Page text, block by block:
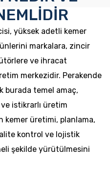
, yüksek adetli kemer
markalara, zincir
ve ihracat
merkezidir. Perakende
burada temel amaç,
istikrarlı üretim
kemer üretimi, planlama,
kontrol ve lojistik
şekilde yürütülmesini